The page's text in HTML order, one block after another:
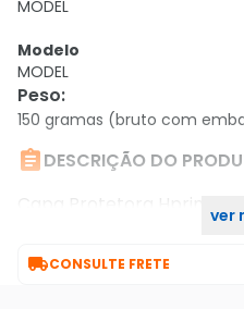
MODEL
Modelo
MODEL
Peso:
150 gramas (bruto com
DESCRIÇÃO DO
Capa Protetora Hprimever
CONSULTE FRETE